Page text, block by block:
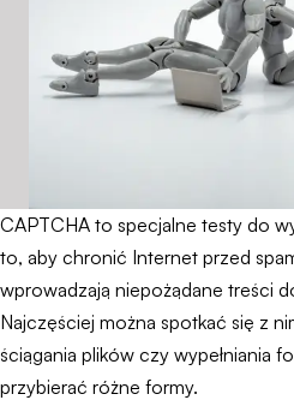
CAPTCHA to specjalne testy do
to, aby chronić Internet przed
wprowadzają niepożądane treści
Najczęściej można spotkać się z
ściągania plików czy wypełniania
przybierać różne formy.